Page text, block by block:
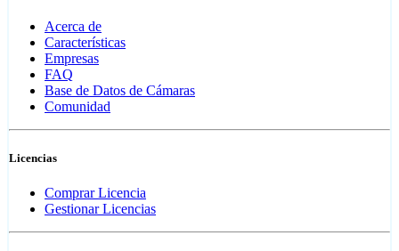
Acerca de
Características
Empresas
FAQ
Base de Datos de Cámaras
Comunidad
Licencias
Comprar Licencia
Gestionar Licencias